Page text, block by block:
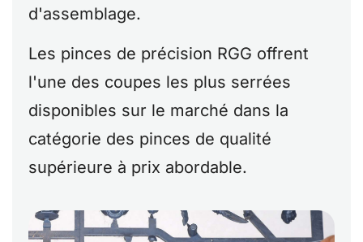
d'assemblage.
Les pinces de précision RGG offrent
l'une des coupes les plus serrées
disponibles sur le marché dans la
catégorie des pinces de qualité
supérieure à prix abordable.